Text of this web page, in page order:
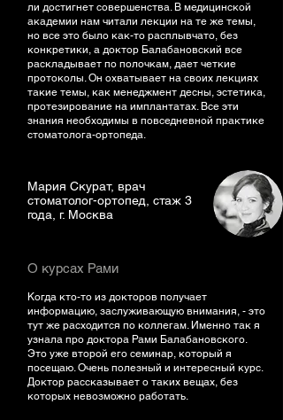
ли достигнет совершенства. В медицинской
академии нам читали лекции на те же темы,
но все это было как-то расплывчато, без
конкретики, а доктор Балабановский все
раскладывает по полочкам, дает четкие
протоколы. Он охватывает на своих лекциях
такие темы, как менеджмент десны, эстетика,
протезирование на имплантатах. Все эти
знания необходимы в повседневной практике
стоматолога-ортопеда.
Мария Скурат, врач
стоматолог-ортопед, стаж 3
года, г. Москва
О курсах Рами
Когда кто-то из докторов получает
информацию, заслуживающую внимания, - это
тут же расходится по коллегам. Именно так я
узнала про доктора Рами Балабановского.
Это уже второй его семинар, который я
посещаю. Очень полезный и интересный курс.
Доктор рассказывает о таких вещах, без
которых невозможно работать.